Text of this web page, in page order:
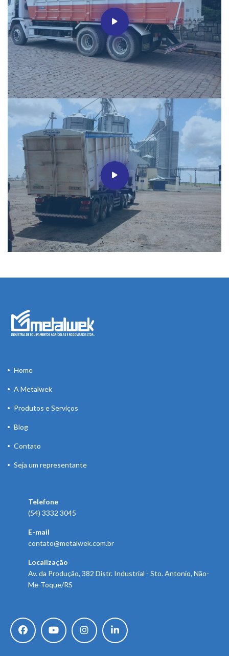
Home
A Metalwek
Produtos e Serviços
Blog
Contato
Seja um representante
Telefone
(54) 3332 3045
E-mail
contato@metalwek.com.br
Localização
Av. da Produção, 382 Distr. Industrial - Sto. Antonio, Não-
Me-Toque/RS